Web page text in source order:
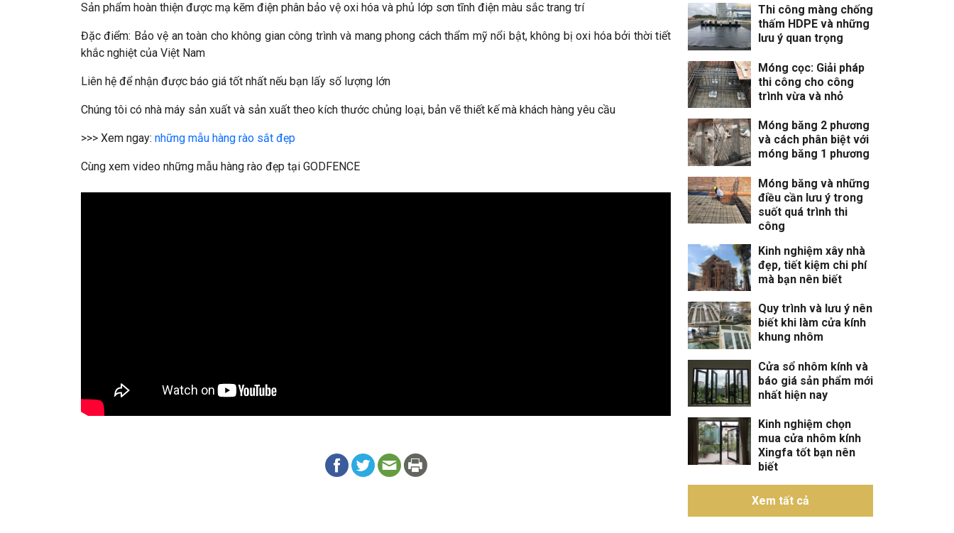
Sản phẩm hoàn thiện được mạ kẽm điện phân bảo vệ oxi hóa và phủ lớp sơn tĩnh điện màu sắc trang trí
Đặc điểm: Bảo vệ an toàn cho không gian công trình và mang phong cách thẩm mỹ nổi bật, không bị oxi hóa bởi thời tiết
khắc nghiệt của Việt Nam
Liên hệ để nhận được báo giá tốt nhất nếu bạn lấy số lượng lớn
Chúng tôi có nhà máy sản xuất và sản xuất theo kích thước chủng loại, bản vẽ thiết kế mà khách hàng yêu cầu
>>> Xem ngay: những mẫu hàng rào sắt đẹp
Cùng xem video những mẫu hàng rào đẹp tại GODFENCE
Thi công màng chống
thấm HDPE và những
lưu ý quan trọng
Móng cọc: Giải pháp
thi công cho công
trình vừa và nhỏ
Móng băng 2 phương
và cách phân biệt với
móng băng 1 phương
Móng băng và những
điều cần lưu ý trong
suốt quá trình thi
công
Kinh nghiệm xây nhà
đẹp, tiết kiệm chi phí
mà bạn nên biết
Quy trình và lưu ý nên
biết khi làm cửa kính
khung nhôm
Cửa sổ nhôm kính và
báo giá sản phẩm mới
nhất hiện nay
Kinh nghiệm chọn
mua cửa nhôm kính
Xingfa tốt bạn nên
biết
Xem tất cả